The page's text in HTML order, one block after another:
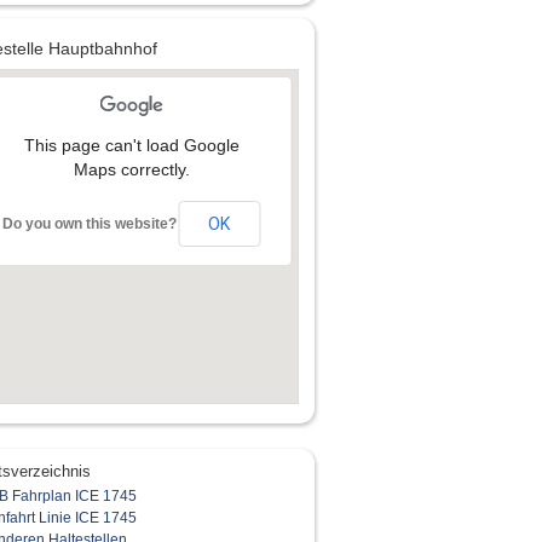
Hauptbahnhof
This page can't load Google
Maps correctly.
Do you own this website? OK
Fahrplan ICE 1745
Linie ICE 1745